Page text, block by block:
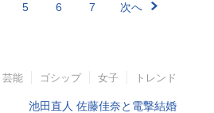
5 6 7 次へ
芸能 ゴシップ 女子 トレンド
池田直人 佐藤佳奈と電撃結婚